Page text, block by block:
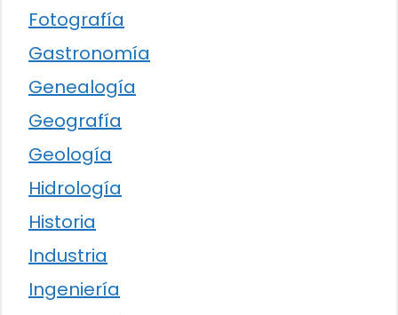
Fotografía
Gastronomía
Genealogía
Geografía
Geología
Hidrología
Historia
Industria
Ingeniería